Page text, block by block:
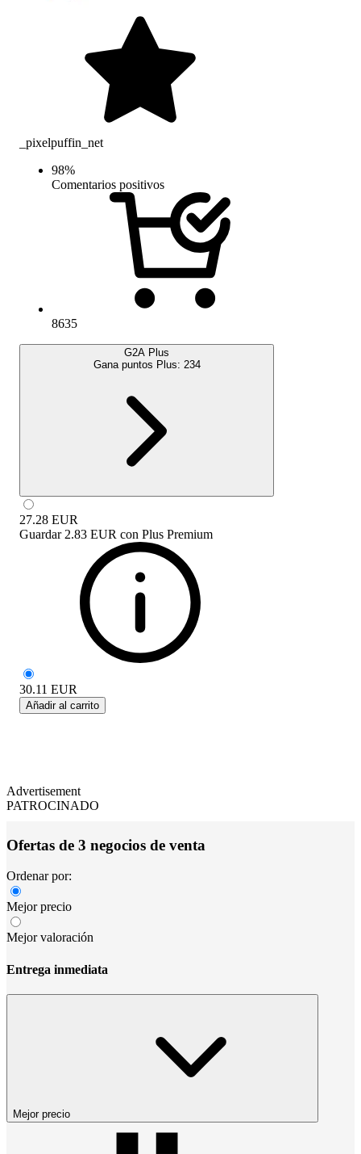
_pixelpuffin_net
98%
Comentarios positivos
8635
G2A Plus
Gana puntos Plus: 234
27.28 EUR
Guardar 2.83 EUR con Plus Premium
30.11 EUR
Añadir al carrito
Advertisement
PATROCINADO
Ofertas de 3 negocios de venta
Ordenar por:
Mejor precio
Mejor valoración
Entrega inmediata
Mejor precio